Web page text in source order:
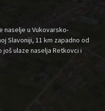
naselje u Vukovarsko-
Slavoniji, 11 km zapadno od
još ulaze naselja Retkovci i